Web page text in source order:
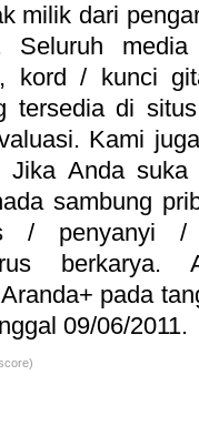
milik dari
Seluruh
kord / kunci
tersedia di
Kami
Anda
sambung
/ penyanyi
berkarya.
pada
09/06/2011.